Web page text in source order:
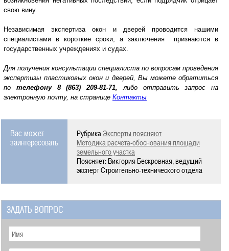
свою вину.
Независимая экспертиза окон и дверей проводится нашими
специалистами в короткие сроки, а заключения признаются в
государственных учреждениях и судах.
Для получения консультации специалиста по вопросам проведения
экспертизы пластиковых окон и дверей, Вы можете обратиться
по телефону 8 (863) 209-81-71, либо отправить запрос на
электронную почту, на странице Контакты
Вас может
заинтересовать
РубрикаЭксперты поясняют
Методика расчета-обоснования площади
земельного участка
Поясняет: Виктория Бескровная, ведущий
эксперт Строительно-технического отдела
ЗАДАТЬ ВОПРОС